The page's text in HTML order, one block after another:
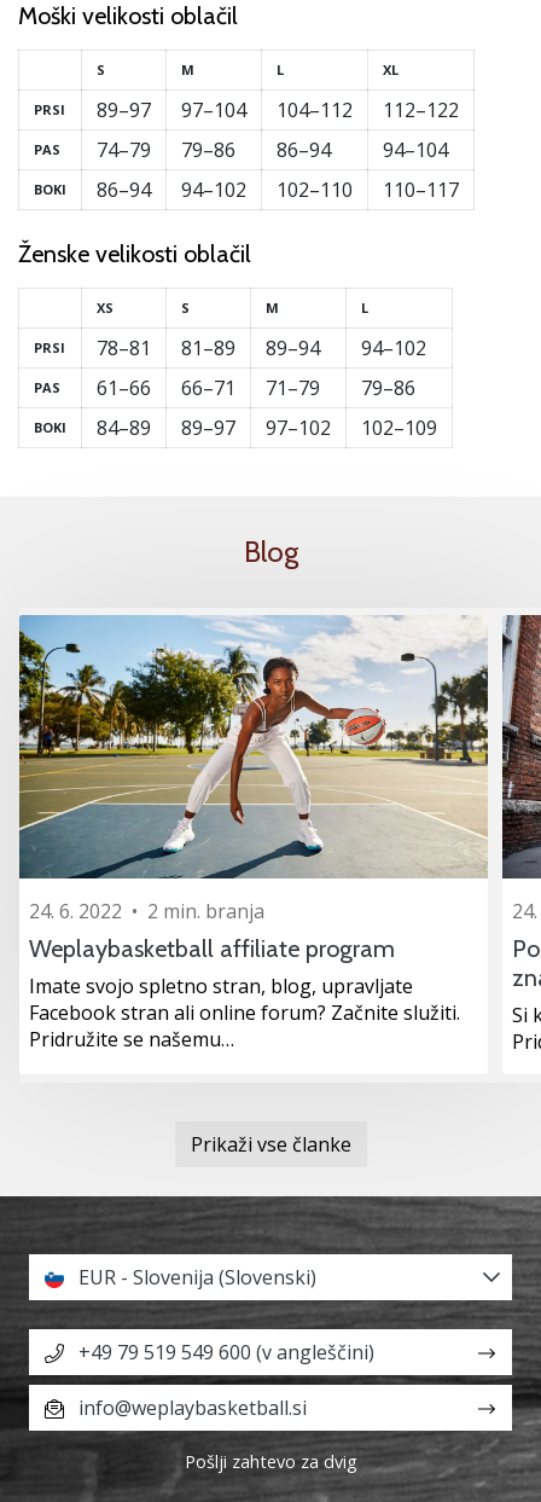
Moški velikosti oblačil
S M L XL
PRSI 89–97 97–104 104–112 112–122
PAS 74–79 79–86 86–94 94–104
BOKI 86–94 94–102 102–110 110–117
Ženske velikosti oblačil
XS S M L
PRSI 78–81 81–89 89–94 94–102
PAS 61–66 66–71 71–79 79–86
BOKI 84–89 89–97 97–102 102–109
Blog
24. 6. 2022 • 2 min. branja
Weplaybasketball affiliate program
Imate svojo spletno stran, blog, upravljate
Facebook stran ali online forum? Začnite služiti.
Pridružite se našemu…
Si
Prikaži vse članke
EUR - Slovenija (Slovenski)
+49 79 519 549 600 (v angleščini)
info@weplaybasketball.si
Pošlji zahtevo za dvig